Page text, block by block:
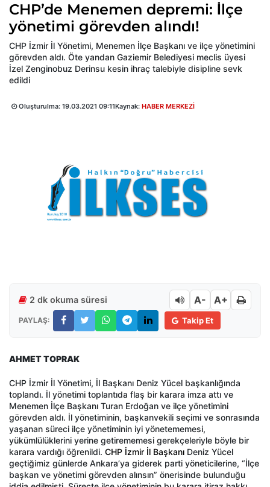
CHP’de Menemen depremi: İlçe
yönetimi görevden alındı!
CHP İzmir İl Yönetimi, Menemen İlçe Başkanı ve ilçe yönetimini
görevden aldı. Öte yandan Gaziemir Belediyesi meclis üyesi
İzel Zenginobuz Derinsu kesin ihraç talebiyle disipline sevk
edildi
Oluşturulma: 19.03.2021 09:11Kaynak: HABER MERKEZİ
2 dk okuma süresi A- A+
PAYLAŞ: Takip Et
AHMET TOPRAK
CHP İzmir İl Yönetimi, İl Başkanı Deniz Yücel başkanlığında
toplandı. İl yönetimi toplantıda flaş bir karara imza attı ve
Menemen İlçe Başkanı Turan Erdoğan ve ilçe yönetimini
görevden aldı. İl yönetiminin, başkanvekili seçimi ve sonrasında
yaşanan süreci ilçe yönetiminin iyi yönetememesi,
yükümlülüklerini yerine getirememesi gerekçeleriyle böyle bir
karara vardığı öğrenildi. CHP İzmir İl Başkanı Deniz Yücel
geçtiğimiz günlerde Ankara’ya giderek parti yöneticilerine, “İlçe
başkan ve yönetimi görevden alınsın” önerisinde bulunduğu